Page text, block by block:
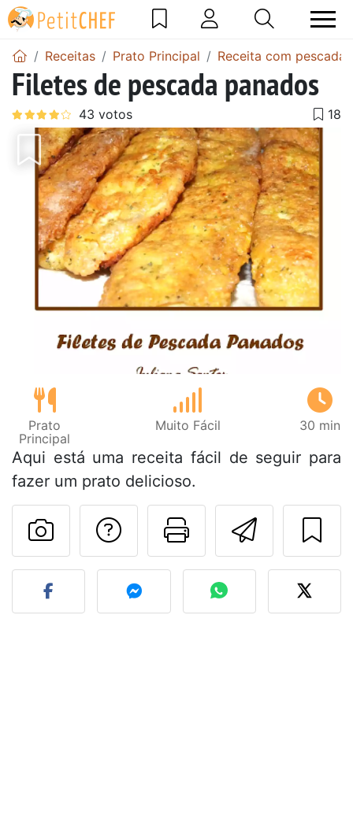
Receitas Prato Principal Receita com pescada
Filetes de pescada panados
Prato
Principal
Muito Fácil 30 min
Aqui está uma receita fácil de seguir para
fazer um prato delicioso.
Imprima
Falar com o autor
Fez esta receita?